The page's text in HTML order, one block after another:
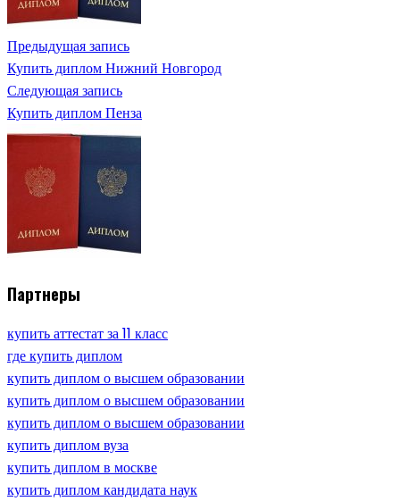
Предыдущая запись
Купить диплом Нижний Новгород
Следующая запись
Купить диплом Пенза
Партнеры
купить аттестат за 11 класс
где купить диплом
купить диплом о высшем образовании
купить диплом о высшем образовании
купить диплом о высшем образовании
купить диплом вуза
купить диплом в москве
купить диплом кандидата наук